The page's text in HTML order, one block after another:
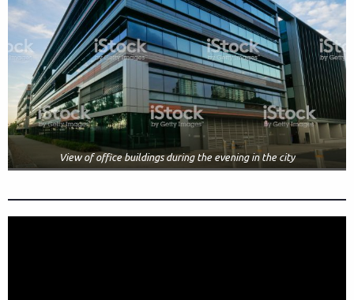
View of office buildings during the evening in the city